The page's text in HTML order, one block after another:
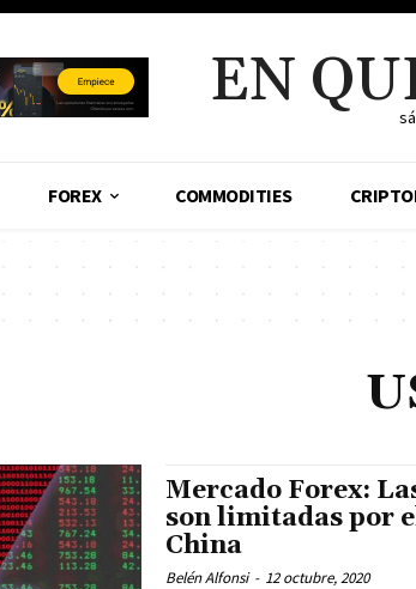
EN
FOREX COMMODITIES
Mercado Forex:
son limitadas por
China
Belén Alfonsi - 12 octubre, 2020